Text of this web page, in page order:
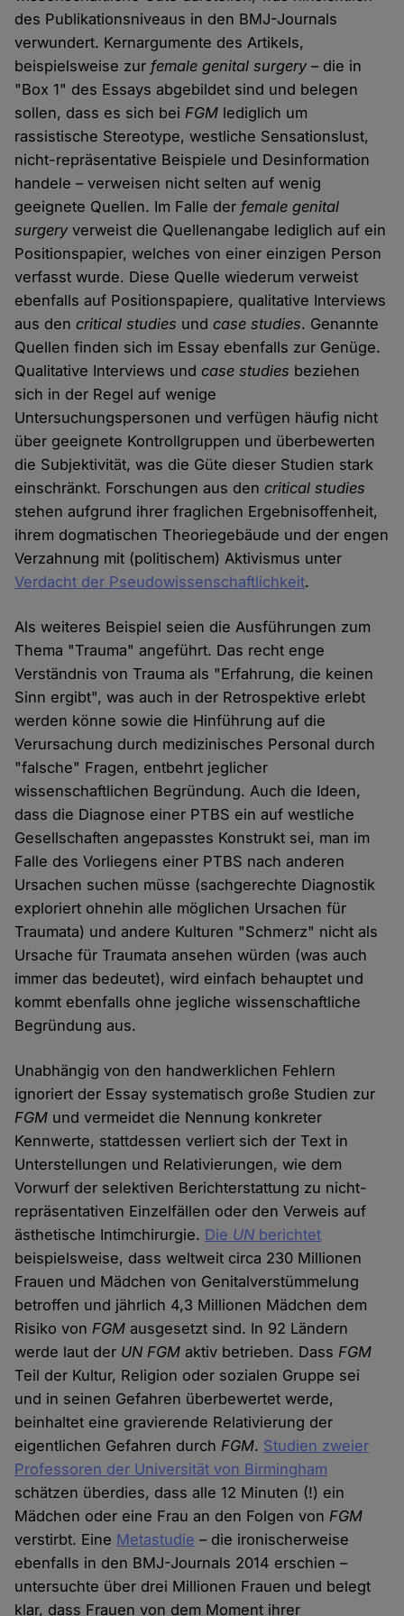
des Publikationsniveaus in den BMJ-Journals
verwundert. Kernargumente des Artikels,
beispielsweise zur female genital surgery– die in
"Box 1" des Essays abgebildet sind und belegen
sollen, dass es sich beiFGM lediglich um
rassistische Stereotype, westliche Sensationslust,
nicht-repräsentative Beispiele und Desinformation
handele – verweisen nicht selten auf wenig
geeignete Quellen. Im Falle der female genital
surgeryverweist die Quellenangabe lediglich auf ein
Positionspapier, welches von einer einzigen Person
verfasst wurde. Diese Quelle wiederum verweist
ebenfalls auf Positionspapiere, qualitative Interviews
aus dencritical studies undcase studies. Genannte
Quellen finden sich im Essay ebenfalls zur Genüge.
Qualitative Interviews undcase studies beziehen
sich in der Regel auf wenige
Untersuchungspersonen und verfügen häufig nicht
über geeignete Kontrollgruppen und überbewerten
die Subjektivität, was die Güte dieser Studien stark
einschränkt. Forschungen aus dencritical studies
stehen aufgrund ihrer fraglichen Ergebnisoffenheit,
ihrem dogmatischen Theoriegebäude und der engen
Verzahnung mit (politischem) Aktivismus unter
Verdacht der Pseudowissenschaftlichkeit.
Als weiteres Beispiel seien die Ausführungen zum
Thema "Trauma" angeführt. Das recht enge
Verständnis von Trauma als "Erfahrung, die keinen
Sinn ergibt", was auch in der Retrospektive erlebt
werden könne sowie die Hinführung auf die
Verursachung durch medizinisches Personal durch
"falsche" Fragen, entbehrt jeglicher
wissenschaftlichen Begründung. Auch die Ideen,
dass die Diagnose einer PTBS ein auf westliche
Gesellschaften angepasstes Konstrukt sei, man im
Falle des Vorliegens einer PTBS nach anderen
Ursachen suchen müsse (sachgerechte Diagnostik
exploriert ohnehin alle möglichen Ursachen für
Traumata) und andere Kulturen "Schmerz" nicht als
Ursache für Traumata ansehen würden (was auch
immer das bedeutet), wird einfach behauptet und
kommt ebenfalls ohne jegliche wissenschaftliche
Begründung aus.
Unabhängig von den handwerklichen Fehlern
ignoriert der Essay systematisch große Studien zur
FGM und vermeidet die Nennung konkreter
Kennwerte, stattdessen verliert sich der Text in
Unterstellungen und Relativierungen, wie dem
Vorwurf der selektiven Berichterstattung zu nicht-
repräsentativen Einzelfällen oder den Verweis auf
ästhetische Intimchirurgie. Die UN berichtet
beispielsweise, dass weltweit circa 230 Millionen
Frauen und Mädchen von Genitalverstümmelung
betroffen und jährlich 4,3 Millionen Mädchen dem
Risiko vonFGM ausgesetzt sind. In 92 Ländern
werde laut der UN FGMaktiv betrieben. DassFGM
Teil der Kultur, Religion oder sozialen Gruppe sei
und in seinen Gefahren überbewertet werde,
beinhaltet eine gravierende Relativierung der
eigentlichen Gefahren durchFGM. Studien zweier
Professoren der Universität von Birmingham
schätzen überdies, dass alle 12 Minuten (!) ein
Mädchen oder eine Frau an den Folgen vonFGM
verstirbt. Eine Metastudie – die ironischerweise
ebenfalls in den BMJ-Journals 2014 erschien –
untersuchte über drei Millionen Frauen und belegt
klar, dass Frauen von dem Moment ihrer